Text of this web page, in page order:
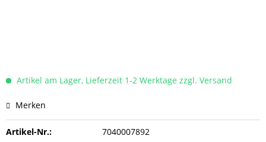
Artikel am Lager, Lieferzeit 1-2 Werktage zzgl. Versand
Merken
Artikel-Nr.: 7040007892